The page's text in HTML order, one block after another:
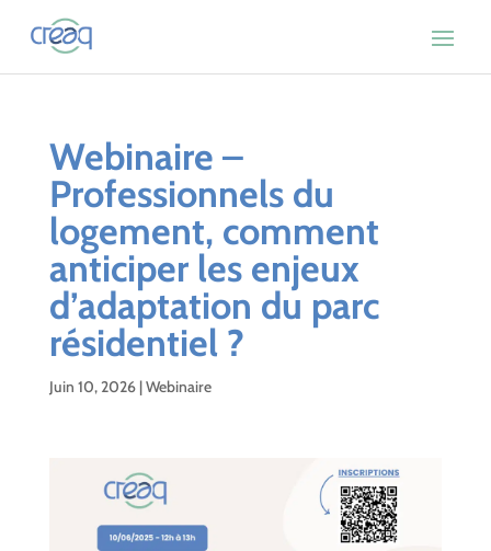
Webinaire –
Professionnels du
logement, comment
anticiper les enjeux
d’adaptation du parc
résidentiel ?
Juin 10, 2026|Webinaire